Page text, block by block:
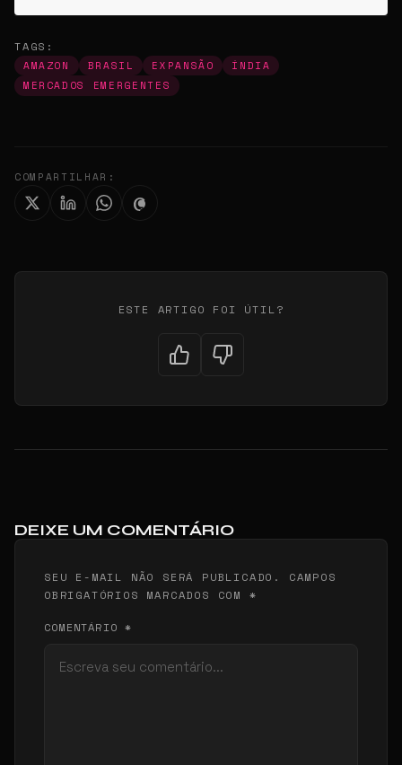
TAGS:
AMAZON BRASIL EXPANSÃO
ÍNDIA
MERCADOS EMERGENTES
COMPARTILHAR:
ESTE ARTIGO FOI ÚTIL?
DEIXE UM COMENTÁRIO
SEU E-MAIL NÃO SERÁ PUBLICADO. CAMPOS
OBRIGATÓRIOS MARCADOS COM *
COMENTÁRIO *